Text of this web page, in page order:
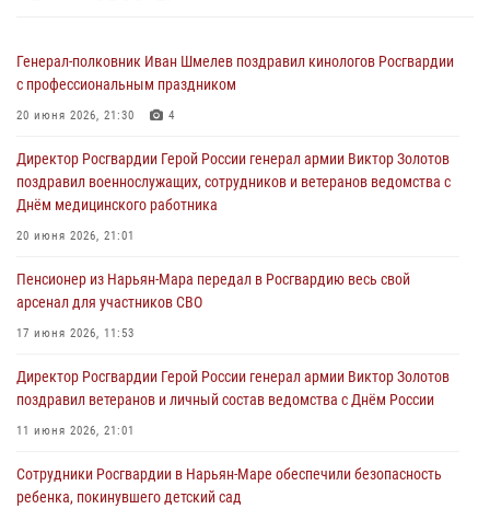
Генерал-полковник Иван Шмелев поздравил кинологов Росгвардии
с профессиональным праздником
20 июня 2026, 21:30 4
Директор Росгвардии Герой России генерал армии Виктор Золотов
поздравил военнослужащих, сотрудников и ветеранов ведомства с
Днём медицинского работника
20 июня 2026, 21:01
Пенсионер из Нарьян-Мара передал в Росгвардию весь свой
арсенал для участников СВО
17 июня 2026, 11:53
Директор Росгвардии Герой России генерал армии Виктор Золотов
поздравил ветеранов и личный состав ведомства с Днём России
11 июня 2026, 21:01
Сотрудники Росгвардии в Нарьян-Маре обеспечили безопасность
ребенка, покинувшего детский сад